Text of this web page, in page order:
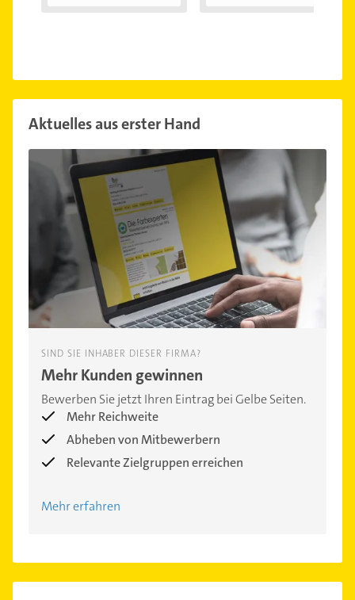
Aktuelles aus erster Hand
SIND SIE INHABER DIESER FIRMA?
Mehr Kunden gewinnen
Bewerben Sie jetzt Ihren Eintrag bei Gelbe Seiten.
Mehr Reichweite
Abheben von Mitbewerbern
Relevante Zielgruppen erreichen
Mehr erfahren